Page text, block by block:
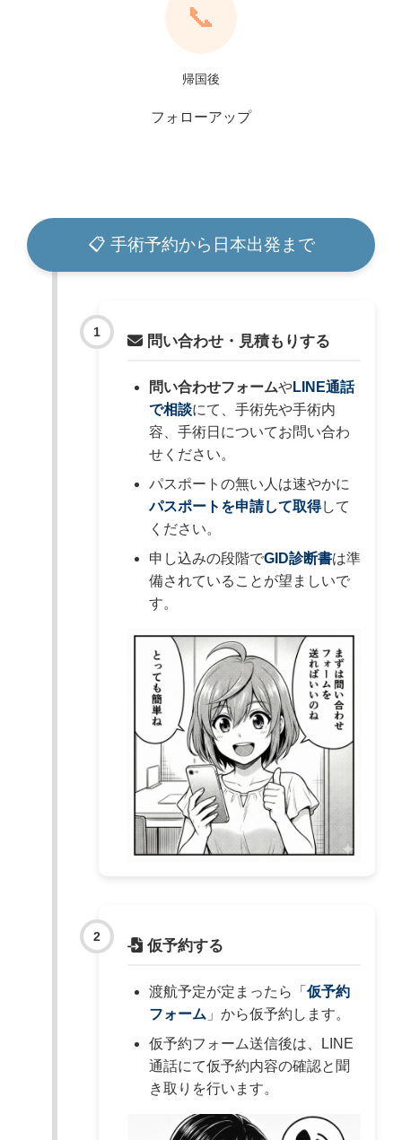
📞
帰国後
フォローアップ
📋 手術予約から日本出発まで
問い合わせ・見積もりする
問い合わせフォームやLINE通話
で相談にて、手術先や手術内
容、手術日についてお問い合わ
せください。
パスポートの無い人は速やかに
パスポートを申請して取得して
ください。
申し込みの段階でGID診断書は準
備されていることが望ましいで
す。
仮予約する
渡航予定が定まったら「 仮予約
フォーム 」から仮予約します。
仮予約フォーム送信後は、LINE
通話にて仮予約内容の確認と聞
き取りを行います。